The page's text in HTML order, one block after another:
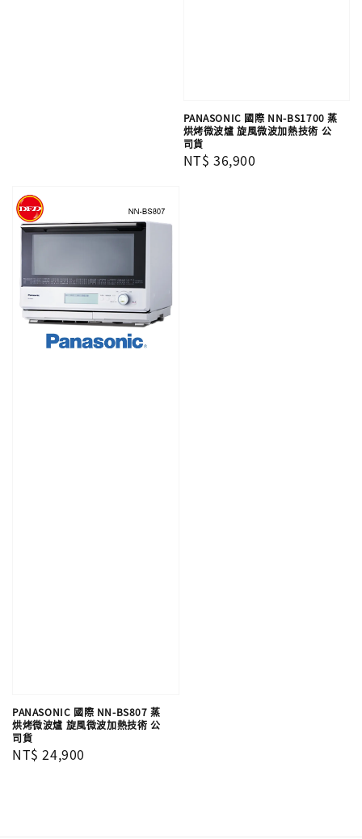
PANASONIC 國際 NN-BS1700 蒸
烘烤微波爐 旋風微波加熱技術 公
司貨
Regular
NT$ 36,900
PANASONIC 國際 NN-BS807 蒸
烘烤微波爐 旋風微波加熱技術 公
司貨
Regular
NT$ 24,900